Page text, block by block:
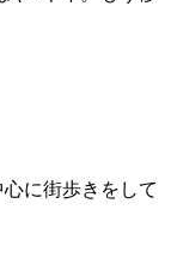
に街歩きをして